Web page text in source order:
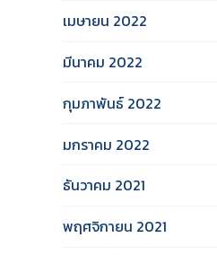
เมษายน 2022
มีนาคม 2022
กุมภาพันธ์ 2022
มกราคม 2022
ธันวาคม 2021
พฤศจิกายน 2021